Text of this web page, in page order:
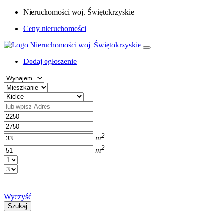
Nieruchomości woj. Świętokrzyskie
Ceny nieruchomości
Dodaj ogłoszenie
m2
m2
Wyczyść
Szukaj